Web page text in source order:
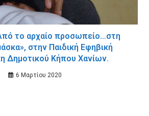
το αρχαίο προσωπείο…στη
στην Παιδική Εφηβική
Δημοτικού Κήπου Χανίων.
6 Μαρτίου 2020